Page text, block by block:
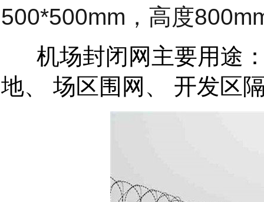
500*500mm ，高度
机场封闭网主要用途
地、
场区围网、 开发区